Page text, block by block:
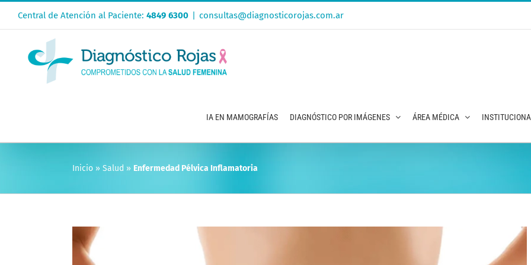
Central de Atención al Paciente: 4849 6300 | consultas@diagnosticorojas.com.ar
IA EN MAMOGRAFÍAS DIAGNÓSTICO POR IMÁGENES ÁREA MÉDICA
Inicio » Salud » Enfermedad Pélvica Inflamatoria